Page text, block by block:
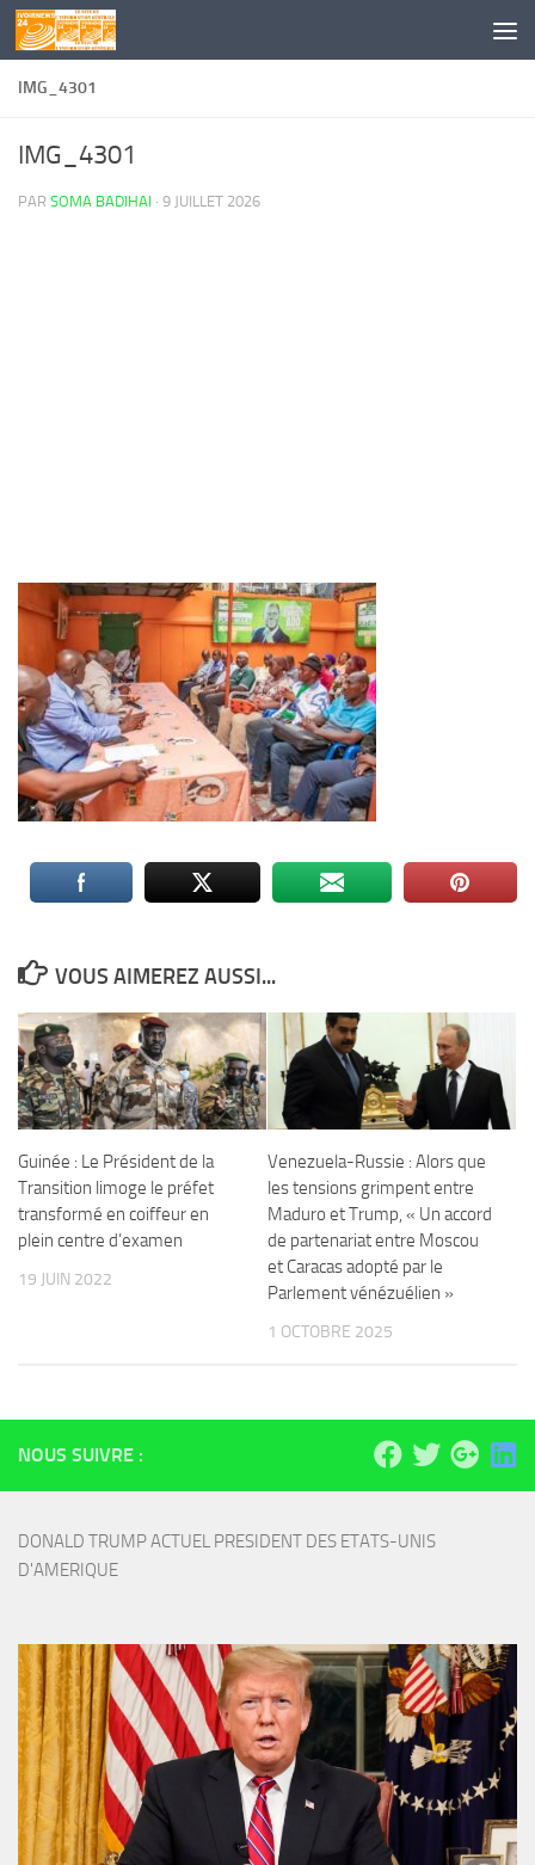
Skip to content
IMG_4301
IMG_4301
PAR SOMA BADIHAI · 9 JUILLET 2026
VOUS AIMEREZ AUSSI...
Guinée : Le Président de la
Transition limoge le préfet
transformé en coiffeur en
plein centre d’examen
19 JUIN 2022
Venezuela-Russie : Alors que
les tensions grimpent entre
Maduro et Trump, « Un accord
de partenariat entre Moscou
et Caracas adopté par le
Parlement vénézuélien »
1 OCTOBRE 2025
NOUS SUIVRE :
DONALD TRUMP ACTUEL PRESIDENT DES ETATS-UNIS
D'AMERIQUE